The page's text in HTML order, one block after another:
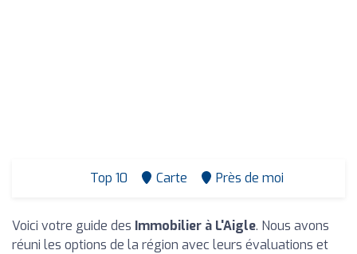
Top 10 Carte Près de moi
Voici votre guide des Immobilier à L'Aigle. Nous avons
réuni les options de la région avec leurs évaluations et